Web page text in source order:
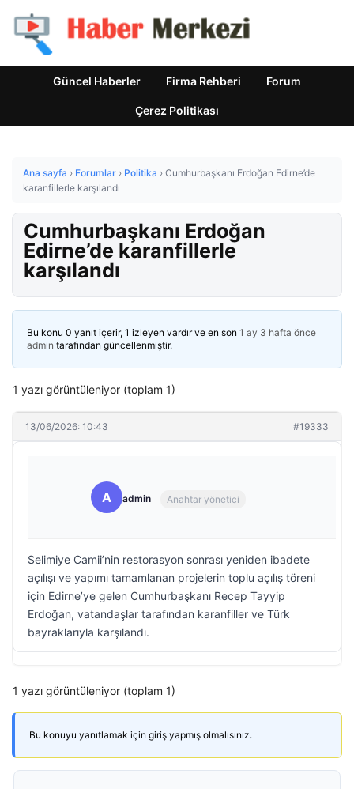
Güncel Haberler Firma Rehberi Forum
Çerez Politikası
Ana sayfa › Forumlar › Politika › Cumhurbaşkanı Erdoğan Edirne’de
karanfillerle karşılandı
Cumhurbaşkanı Erdoğan
Edirne’de karanfillerle
karşılandı
Bu konu 0 yanıt içerir, 1 izleyen vardır ve en son 1 ay 3 hafta önce
admin tarafından güncellenmiştir.
1 yazı görüntüleniyor (toplam 1)
13/06/2026: 10:43 #19333
A admin Anahtar yönetici
Selimiye Camii’nin restorasyon sonrası yeniden ibadete
açılışı ve yapımı tamamlanan projelerin toplu açılış töreni
için Edirne’ye gelen Cumhurbaşkanı Recep Tayyip
Erdoğan, vatandaşlar tarafından karanfiller ve Türk
bayraklarıyla karşılandı.
1 yazı görüntüleniyor (toplam 1)
Bu konuyu yanıtlamak için giriş yapmış olmalısınız.